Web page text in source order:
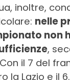
inoltre,
nelle
non
,
il 7 del
la Lazio e il